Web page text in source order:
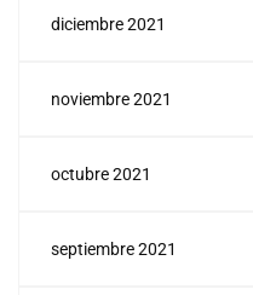
diciembre 2021
noviembre 2021
octubre 2021
septiembre 2021